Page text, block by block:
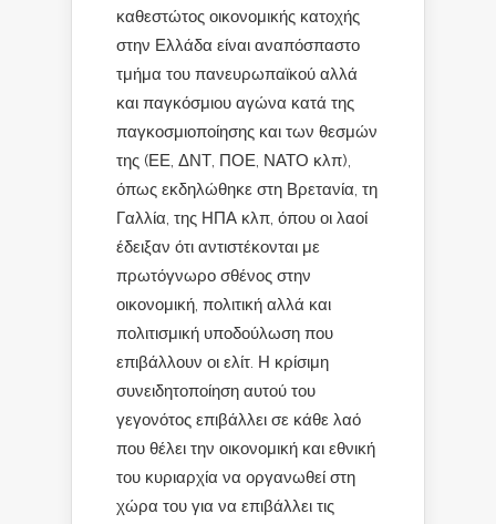
καθεστώτος οικονομικής κατοχής
στην Ελλάδα είναι αναπόσπαστο
τμήμα του πανευρωπαϊκού αλλά
και παγκόσμιου αγώνα κατά της
παγκοσμιοποίησης και των θεσμών
της (ΕΕ, ΔΝΤ, ΠΟΕ, ΝΑΤΟ κλπ),
όπως εκδηλώθηκε στη Βρετανία, τη
Γαλλία, της ΗΠΑ κλπ, όπου οι λαοί
έδειξαν ότι αντιστέκονται με
πρωτόγνωρο σθένος στην
οικονομική, πολιτική αλλά και
πολιτισμική υποδούλωση που
επιβάλλουν οι ελίτ. Η κρίσιμη
συνειδητοποίηση αυτού του
γεγονότος επιβάλλει σε κάθε λαό
που θέλει την οικονομική και εθνική
του κυριαρχία να οργανωθεί στη
χώρα του για να επιβάλλει τις